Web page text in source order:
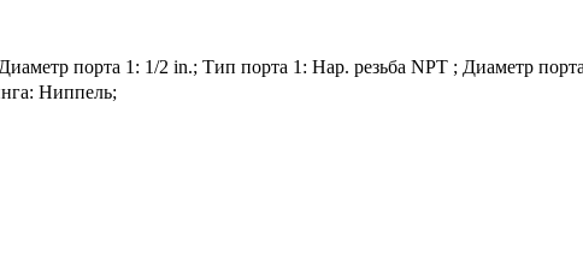
порта 1: 1/2 in.; Тип порта 1: Нар. резьба NPT ; Диаметр
Ниппель;